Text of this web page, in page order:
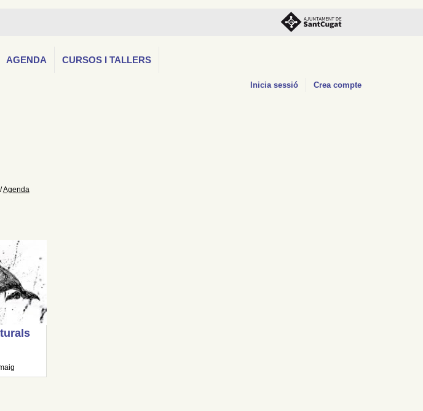
AGENDA CURSOS I TALLERS
Inicia sessió Crea compte
Agenda